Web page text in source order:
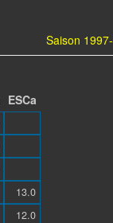
Saison
ESCa
13.0
12.0